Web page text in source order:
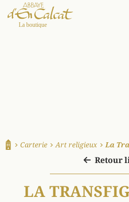
Carterie Art religieux La
Retour
LA